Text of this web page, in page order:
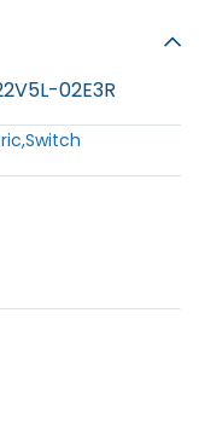
02E3R
,Switch